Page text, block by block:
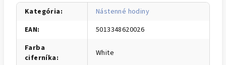
Kategória:
Nástenné hodiny
EAN:
5013348620026
Farba
ciferníka: White